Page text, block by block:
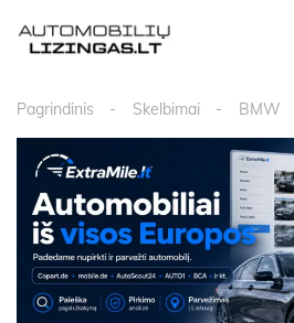
Pagrindinis Skelbimai BMW